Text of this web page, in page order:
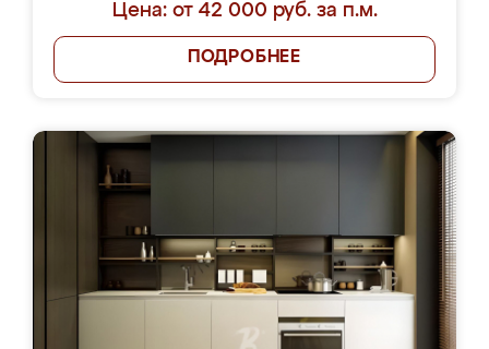
Цена: от 42 000 руб. за п.м.
ПОДРОБНЕЕ